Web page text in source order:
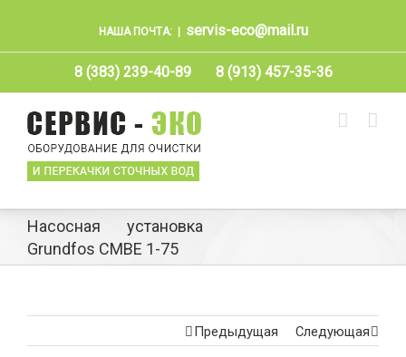
НАША ПОЧТА: servis-eco@mail.ru
8 (383) 239-40-89 8 (913) 457-35-36
Насосная установка
Grundfos CMBE 1-75
Предыдущая Следующая